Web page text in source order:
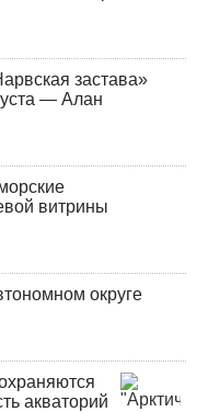
застава»
— Алан
витрины
округе
акваторий